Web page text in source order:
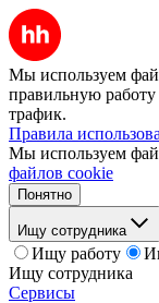
Мы используем
правильную работу
трафик.
Правила
Мы используем
файлов cookie
Понятно
Ищу сотрудника
Ищу работу
Ищу сотрудника
Сервисы